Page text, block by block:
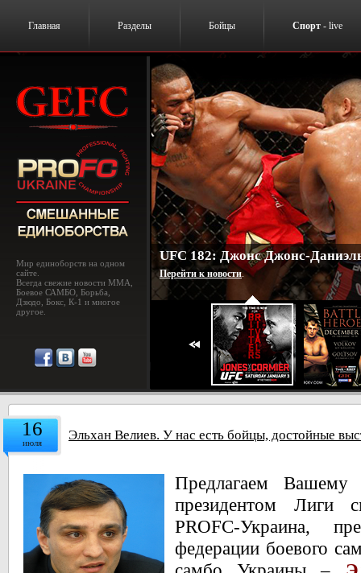
Главная Разделы Бойцы Спорт - live
Мир единоборств на одном
сайте.
Всегда свежие новости MMA,
Боевое САМБО, Борьба,
Дзюдо, Бокс, К-1 и многое
другое.
Битва героев. Волков-Боутон.
Перейти к новости.
16
июля Эльхан Велиев. У нас есть бойцы, достойные
Предлагаем
президентом Лиги
PROFC-Украина,
федерации боевого